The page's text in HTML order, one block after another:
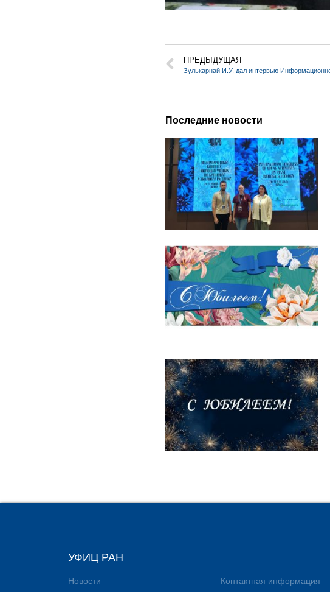
ПРЕДЫДУЩАЯ
Последние новости
УФИЦ РАН
Новости
Контактная информация